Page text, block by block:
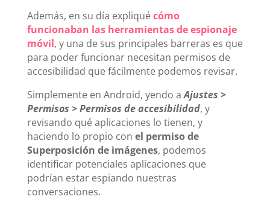
Además, en su día expliquécómo
funcionaban las herramientas de espionaje
móvil, y una de sus principales barreras es que
para poder funcionar necesitan permisos de
accesibilidad que fácilmente podemos revisar.
Simplemente en Android, yendo aAjustes >
Permisos > Permisos de accesibilidad, y
revisando qué aplicaciones lo tienen, y
haciendo lo propio con el permiso de
Superposición de imágenes, podemos
identificar potenciales aplicaciones que
podrían estar espiando nuestras
conversaciones.